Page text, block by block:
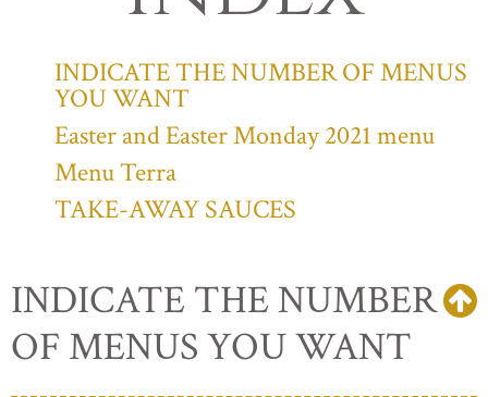
INDICATE THE NUMBER OF MENUS
YOU WANT
Easter and Easter Monday 2021 menu
Menu Terra
TAKE-AWAY SAUCES
INDICATE THE NUMBER
OF MENUS YOU WANT